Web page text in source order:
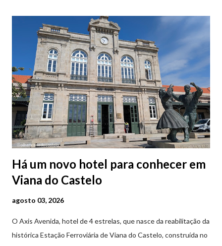
Há um novo hotel para conhecer em
Viana do Castelo
agosto 03, 2026
O Axis Avenida, hotel de 4 estrelas, que nasce da reabilitação da
histórica Estação Ferroviária de Viana do Castelo, construída no